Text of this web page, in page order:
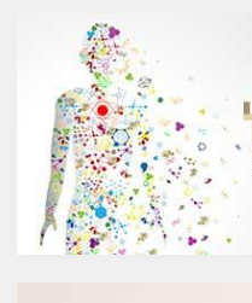
ていきます。
醸造酒と蒸留酒の違いとは？
主にお酒は製造方法によって醸
造酒と蒸留酒の2つと、香料や
糖分、果実などを加えた混成酒
に分けられます。醸造酒は、果
実や穀物のような糖分を含んだ
原料を酵母によりアルコール発
酵させて造られたもの。蒸留酒
は、この発酵された醸造酒をさ
らに蒸留して作られたものでス